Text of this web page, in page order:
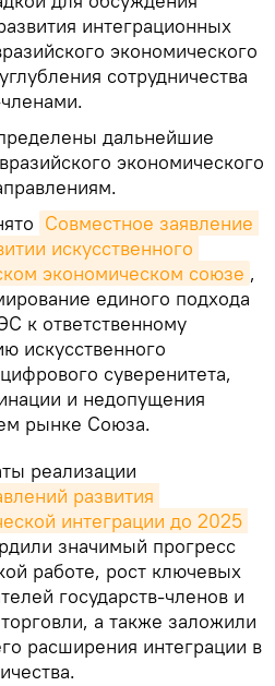
интеграционных
экономического
сотрудничества
дальнейшие
экономического
Совместное заявление
искусственного
экономическом союзе ,
единого подхода
к ответственному
искусственного
суверенитета,
и недопущения
рынке Союза.
реализации
развития
интеграции до 2025
значимый прогресс
работе, рост ключевых
государств-членов и
а также заложили
расширения интеграции в